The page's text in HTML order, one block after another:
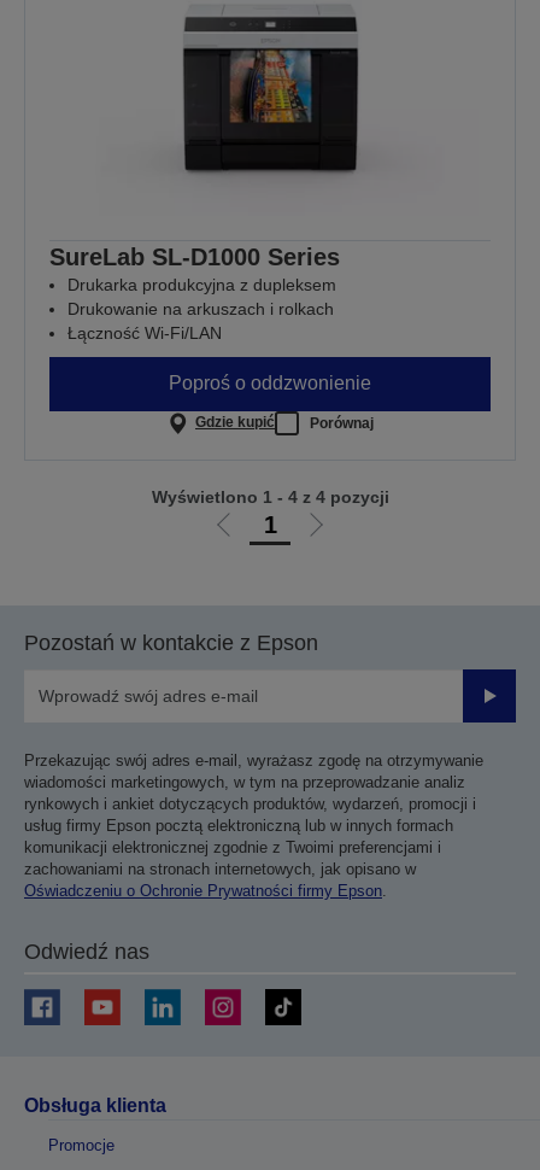
SureLab SL-D1000 Series
Drukarka produkcyjna z dupleksem
Drukowanie na arkuszach i rolkach
Łączność Wi-Fi/LAN
Poproś o oddzwonienie
Gdzie kupić Porównaj
Przejdź
1
Przejdź
Wyświetlono 1 - 4 z 4 pozycji
Pozostań w kontakcie z Epson
Przekazując swój adres e-mail, wyrażasz zgodę na otrzymywanie
wiadomości marketingowych, w tym na przeprowadzanie analiz
rynkowych i ankiet dotyczących produktów, wydarzeń, promocji i
usług firmy Epson pocztą elektroniczną lub w innych formach
komunikacji elektronicznej zgodnie z Twoimi preferencjami i
zachowaniami na stronach internetowych, jak opisano w
Oświadczeniu o Ochronie Prywatności firmy Epson
Odwiedź nas
Obsługa klienta
Promocje